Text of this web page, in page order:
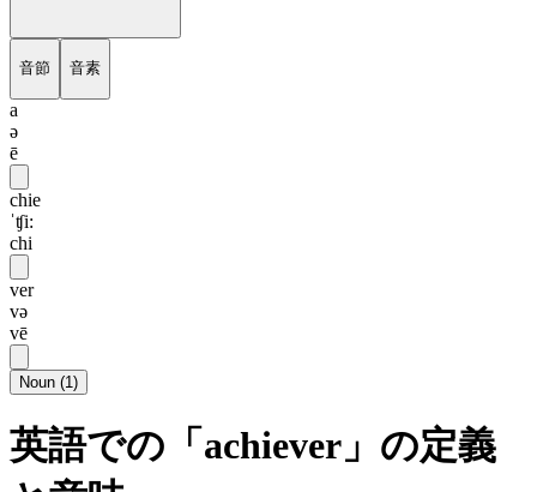
音節 音素
a
ə
ē
chie
ˈʧi:
chi
ver
və
vē
Noun (1)
英語での「achiever」の定義